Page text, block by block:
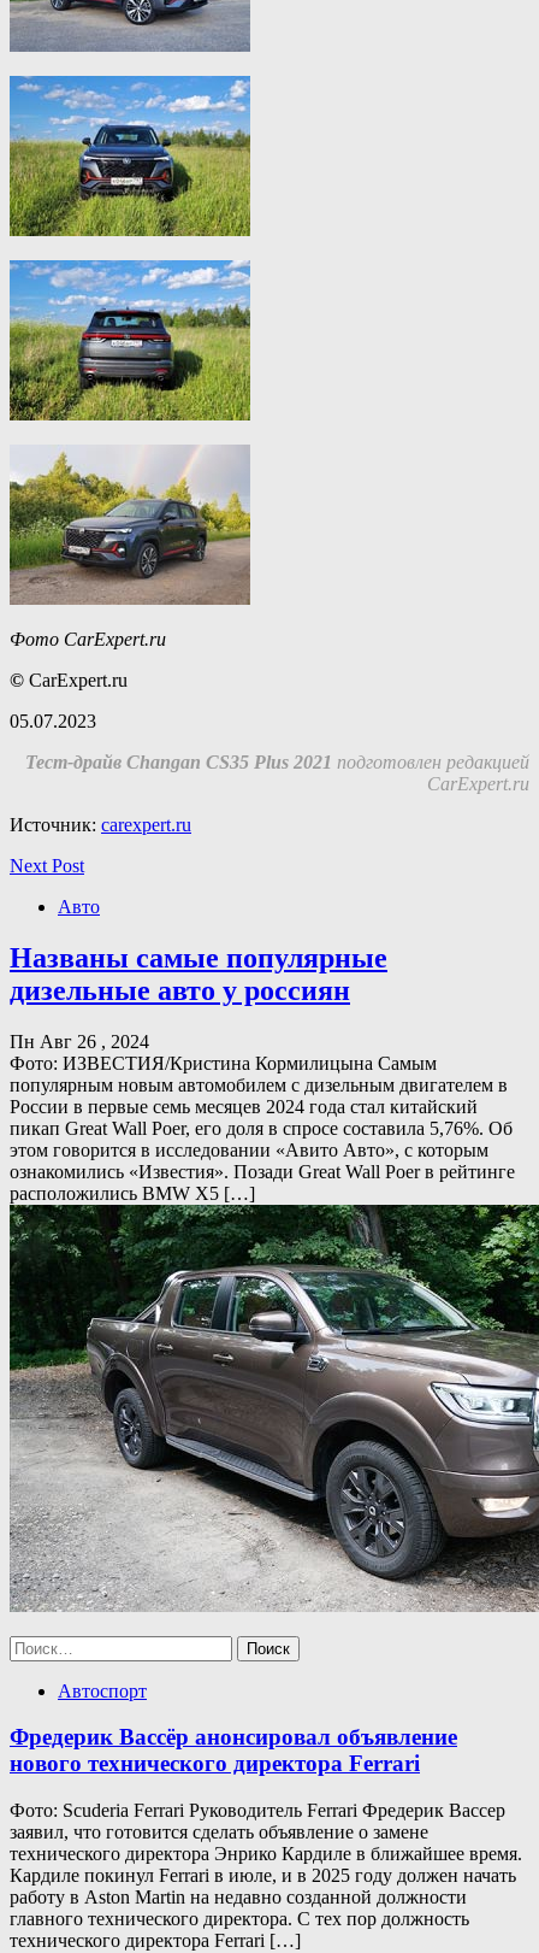
Фото CarExpert.ru
© CarExpert.ru
05.07.2023
Тест-драйв Changan CS35 Plus 2021 подготовлен редакцией
CarExpert.ru
Источник: carexpert.ru
Next Post
Авто
Названы самые популярные
дизельные авто у россиян
Пн Авг 26 , 2024
Фото: ИЗВЕСТИЯ/Кристина Кормилицына Самым
популярным новым автомобилем с дизельным двигателем в
России в первые семь месяцев 2024 года стал китайский
пикап Great Wall Poer, его доля в спросе составила 5,76%. Об
этом говорится в исследовании «Авито Авто», с которым
ознакомились «Известия». Позади Great Wall Poer в рейтинге
расположились BMW X5 […]
Найти:
Автоспорт
Фредерик Вассёр анонсировал объявление
нового технического директора Ferrari
Фото: Scuderia Ferrari Руководитель Ferrari Фредерик Вассер
заявил, что готовится сделать объявление о замене
технического директора Энрико Кардиле в ближайшее время.
Кардиле покинул Ferrari в июле, и в 2025 году должен начать
работу в Aston Martin на недавно созданной должности
главного технического директора. С тех пор должность
технического директора Ferrari […]